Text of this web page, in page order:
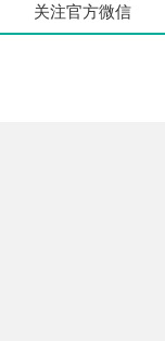
关注官方微信